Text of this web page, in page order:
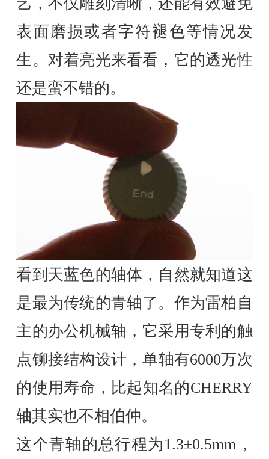
表面磨损或者字符褪色等情况发
生。对着亮光来看看，它的透光性
还是蛮不错的。
看到天蓝色的轴体，自然就知道这
是最为传统的青轴了。作为雷柏自
主的办公机械轴，它采用专利的触
点铆接结构设计，单轴有6000万次
的使用寿命，比起知名的CHERRY
轴其实也不相伯仲。
这个青轴的总行程为1.3±0.5mm，